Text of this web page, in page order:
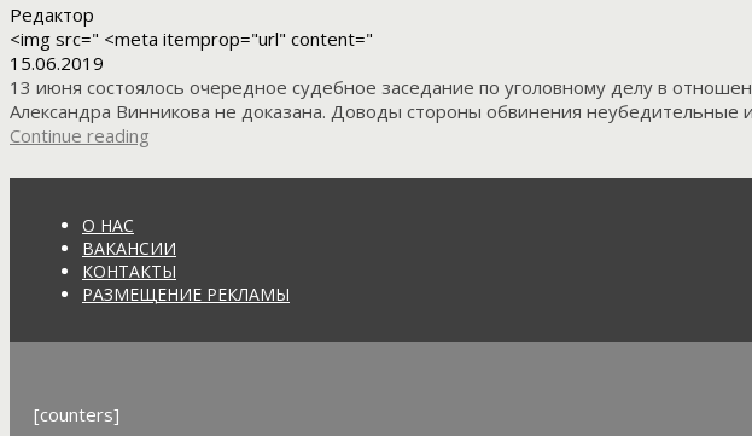
Редактор
<img src=" <meta itemprop="url" content="
15.06.2019
13 июня состоялось очередное судебное заседание по уголовному делу в
Александра Винникова не доказана. Доводы стороны обвинения неубедительные
Continue reading
О НАС
ВАКАНСИИ
КОНТАКТЫ
РАЗМЕЩЕНИЕ РЕКЛАМЫ
[counters]